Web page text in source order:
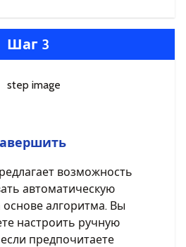
Шаг 3
возможность
автоматическую
алгоритма. Вы
настроить ручную
предпочитаете